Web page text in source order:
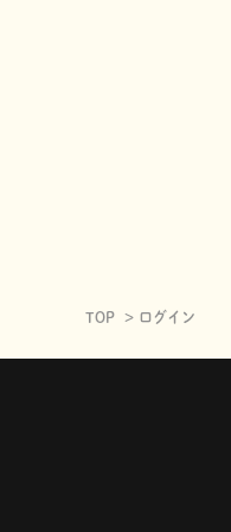
TOP ログイン